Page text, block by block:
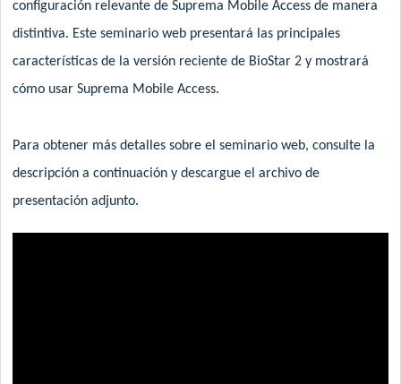
configuración relevante de Suprema Mobile Access de manera
distintiva. Este seminario web presentará las principales
características de la versión reciente de BioStar 2 y mostrará
cómo usar Suprema Mobile Access.
Para obtener más detalles sobre el seminario web, consulte la
descripción a continuación y descargue el archivo de
presentación adjunto.